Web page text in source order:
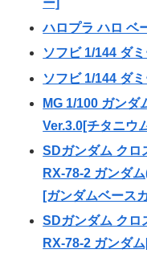
ー]
ハロプラ ハロ ベ
ソフビ 1/144 ダ
ソフビ 1/144 ダ
MG 1/100 ガンダ
Ver.3.0[チタニウ
SDガンダム クロ
RX-78-2 ガンダ
[ガンダムベース
SDガンダム クロ
RX-78-2 ガンダ